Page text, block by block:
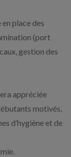
place des
(port
gestion des
appréciée
motivés,
d’hygiène et de